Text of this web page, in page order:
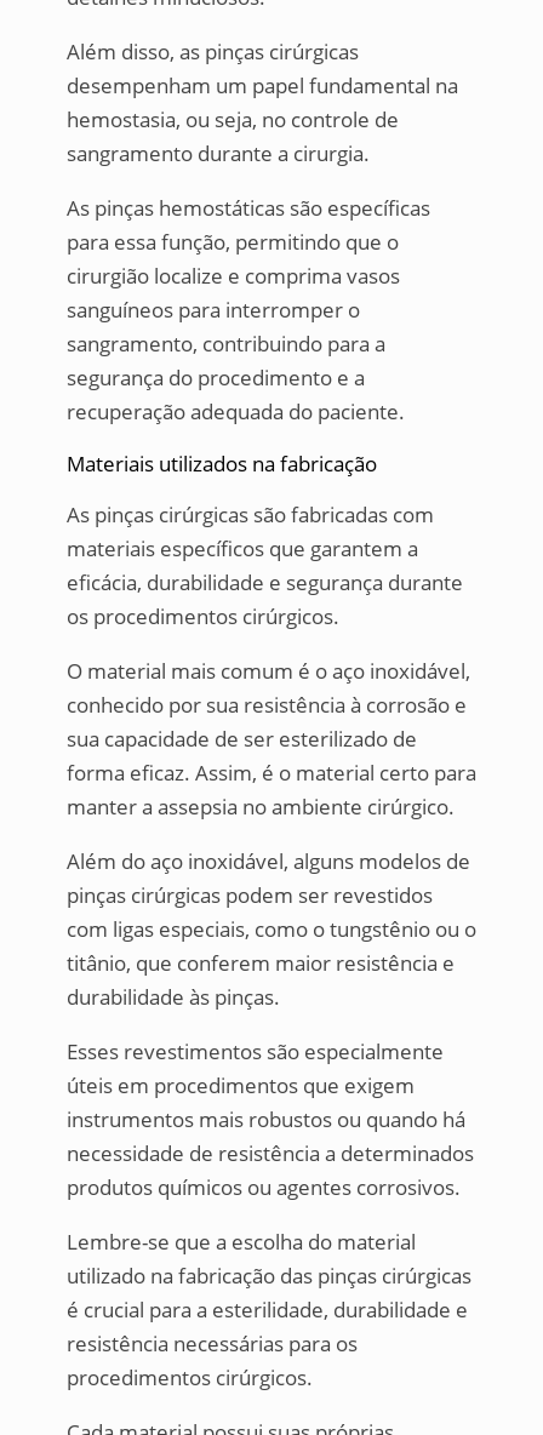
Além disso, as pinças cirúrgicas
desempenham um papel fundamental na
hemostasia, ou seja, no controle de
sangramento durante a cirurgia.
As pinças hemostáticas são específicas
para essa função, permitindo que o
cirurgião localize e comprima vasos
sanguíneos para interromper o
sangramento, contribuindo para a
segurança do procedimento e a
recuperação adequada do paciente.
Materiais utilizados na fabricação
As pinças cirúrgicas são fabricadas com
materiais específicos que garantem a
eficácia, durabilidade e segurança durante
os procedimentos cirúrgicos.
O material mais comum é o aço inoxidável,
conhecido por sua resistência à corrosão e
sua capacidade de ser esterilizado de
forma eficaz. Assim, é o material certo para
manter a assepsia no ambiente cirúrgico.
Além do aço inoxidável, alguns modelos de
pinças cirúrgicas podem ser revestidos
com ligas especiais, como o tungstênio ou o
titânio, que conferem maior resistência e
durabilidade às pinças.
Esses revestimentos são especialmente
úteis em procedimentos que exigem
instrumentos mais robustos ou quando há
necessidade de resistência a determinados
produtos químicos ou agentes corrosivos.
Lembre-se que a escolha do material
utilizado na fabricação das pinças cirúrgicas
é crucial para a esterilidade, durabilidade e
resistência necessárias para os
procedimentos cirúrgicos.